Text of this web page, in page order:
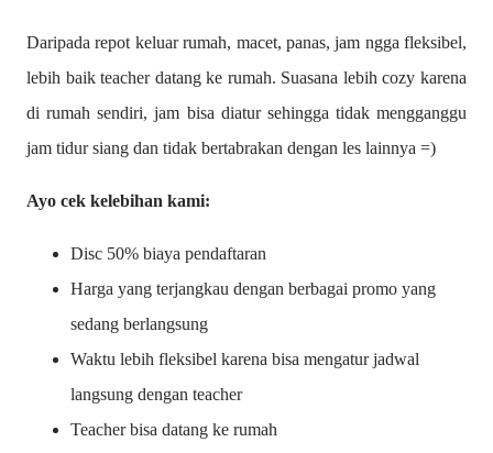
Daripada repot keluar rumah, macet, panas, jam ngga fleksibel,
lebih baik teacher datang ke rumah. Suasana lebih cozy karena
di rumah sendiri, jam bisa diatur sehingga tidak mengganggu
jam tidur siang dan tidak bertabrakan dengan les lainnya =)
Ayo cek kelebihan kami:
Disc 50% biaya pendaftaran
Harga yang terjangkau dengan berbagai promo yang
sedang berlangsung
Waktu lebih fleksibel karena bisa mengatur jadwal
langsung dengan teacher
Teacher bisa datang ke rumah